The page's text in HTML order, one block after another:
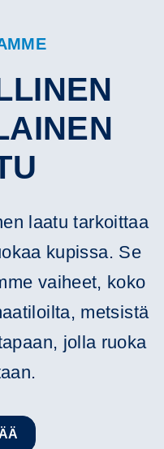
laatu tarkoittaa
kupissa. Se
vaiheet, koko
metsistä
jolla ruoka